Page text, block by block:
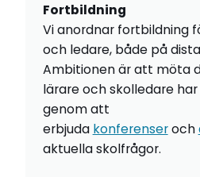
Fortbildning
Vi anordnar fortbildning
och ledare, både på
Ambitionen är att möta
lärare och skolledare
genom att
erbjuda konferenseroch
aktuella skolfrågor.